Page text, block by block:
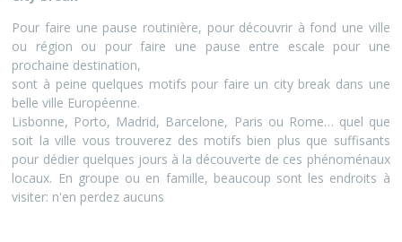
Pour faire une pause routinière, pour découvrir à fond une ville
ou région ou pour faire une pause entre escale pour une
prochaine destination,
sont à peine quelques motifs pour faire un city break dans une
belle ville Européenne.
Lisbonne, Porto, Madrid, Barcelone, Paris ou Rome… quel que
soit la ville vous trouverez des motifs bien plus que suffisants
pour dédier quelques jours à la découverte de ces phénoménaux
locaux. En groupe ou en famille, beaucoup sont les endroits à
visiter: n'en perdez aucuns